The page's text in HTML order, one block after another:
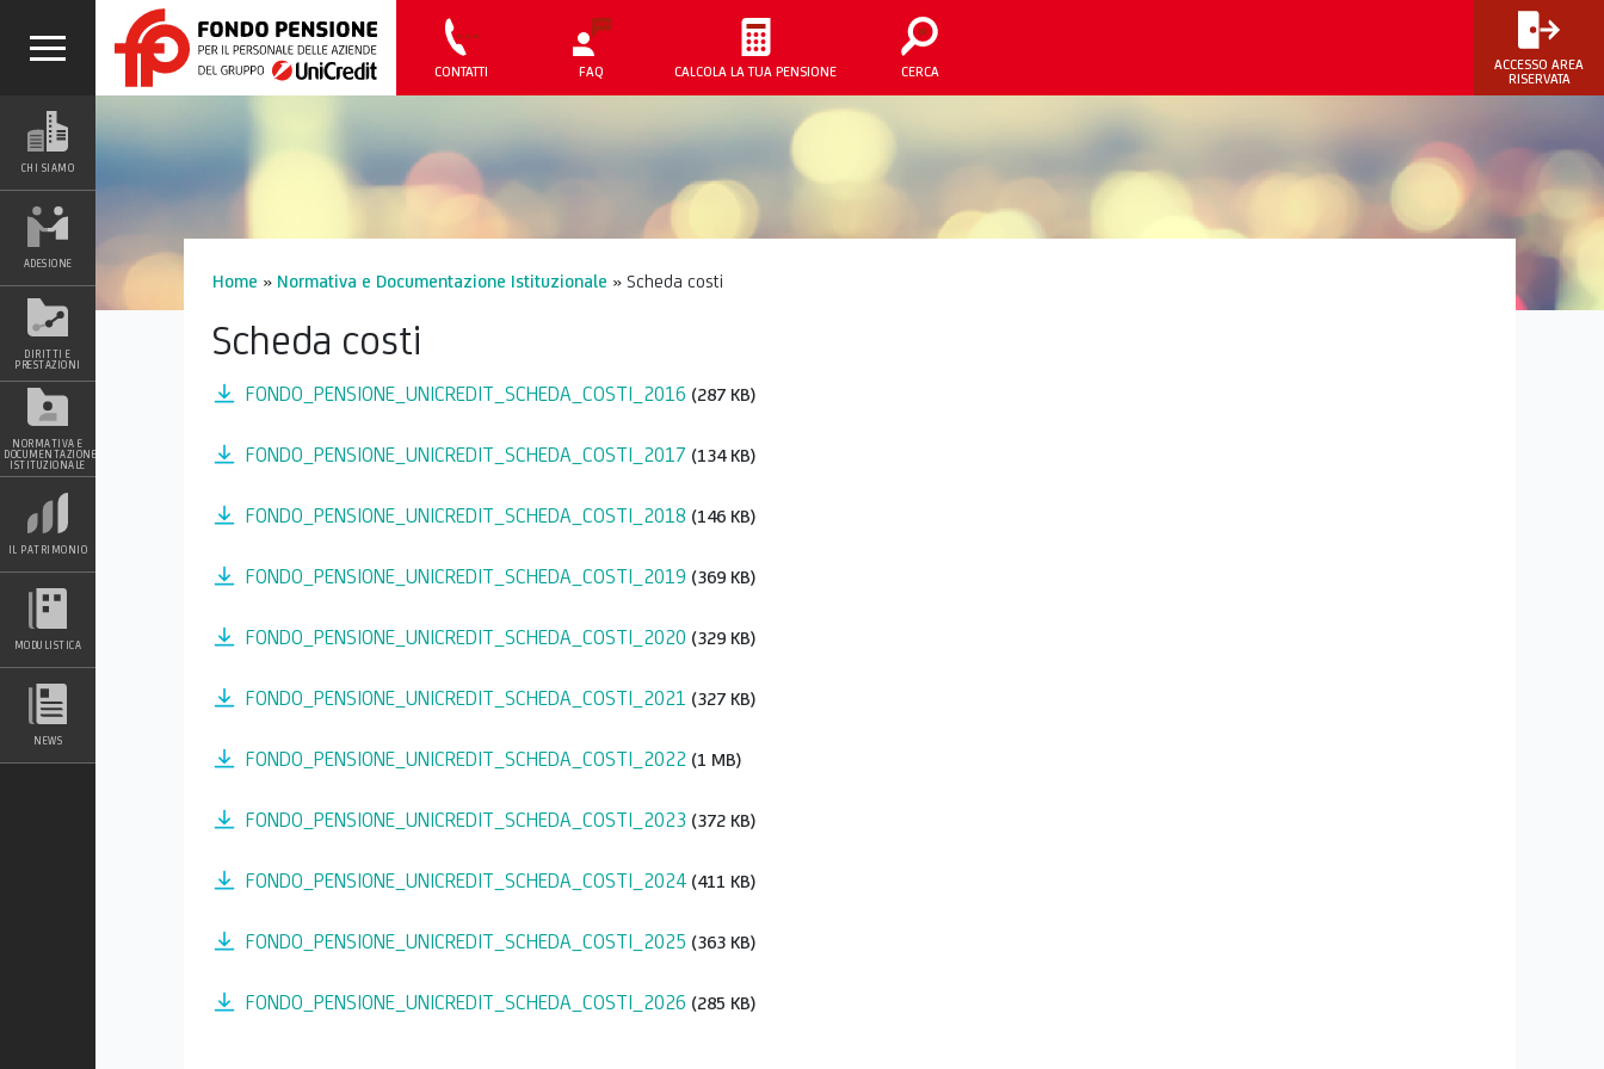
CONTATTI FAQ CALCOLA LA TUA PENSIONE CERCA
ACCESSO AREA
RISERVATA
CHI SIAMO
ADESIONE
DIRITTI E
PRESTAZIONI
NORMATIVA E
DOCUMENTAZIONE
ISTITUZIONALE
IL PATRIMONIO
MODULISTICA
NEWS
Home » Normativa e Documentazione Istituzionale » Scheda costi
Scheda costi
FONDO_PENSIONE_UNICREDIT_SCHEDA_COSTI_2016 (287 KB)
FONDO_PENSIONE_UNICREDIT_SCHEDA_COSTI_2017 (134 KB)
FONDO_PENSIONE_UNICREDIT_SCHEDA_COSTI_2018 (146 KB)
FONDO_PENSIONE_UNICREDIT_SCHEDA_COSTI_2019 (369 KB)
FONDO_PENSIONE_UNICREDIT_SCHEDA_COSTI_2020 (329 KB)
FONDO_PENSIONE_UNICREDIT_SCHEDA_COSTI_2021 (327 KB)
FONDO_PENSIONE_UNICREDIT_SCHEDA_COSTI_2022 (1 MB)
FONDO_PENSIONE_UNICREDIT_SCHEDA_COSTI_2023 (372 KB)
FONDO_PENSIONE_UNICREDIT_SCHEDA_COSTI_2024 (411 KB)
FONDO_PENSIONE_UNICREDIT_SCHEDA_COSTI_2025 (363 KB)
FONDO_PENSIONE_UNICREDIT_SCHEDA_COSTI_2026 (285 KB)